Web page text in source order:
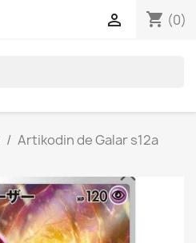
shopping_cart (0)

Artikodin de Galar s12a